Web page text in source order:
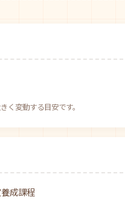
変動する目安です。
成課程